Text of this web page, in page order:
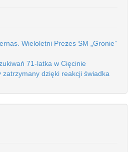
Wieloletni Prezes SM „Gronie”
71-latka w Cięcinie
zatrzymany dzięki reakcji świadka